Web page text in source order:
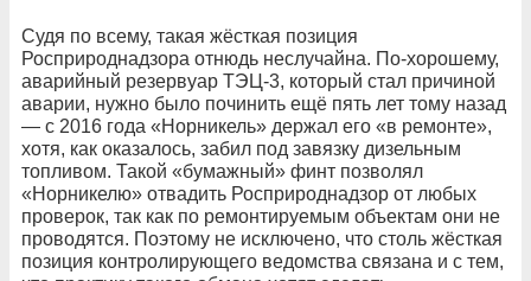
Судя по всему, такая жёсткая позиция
Росприроднадзора отнюдь неслучайна. По-хорошему,
аварийный резервуар ТЭЦ-3, который стал причиной
аварии, нужно было починить ещё пять лет тому назад
— с 2016 года «Норникель» держал его «в ремонте»,
хотя, как оказалось, забил под завязку дизельным
топливом. Такой «бумажный» финт позволял
«Норникелю» отвадить Росприроднадзор от любых
проверок, так как по ремонтируемым объектам они не
проводятся. Поэтому не исключено, что столь жёсткая
позиция контролирующего ведомства связана и с тем,